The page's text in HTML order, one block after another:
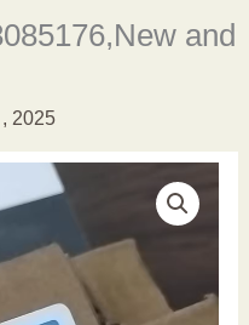
and
2025